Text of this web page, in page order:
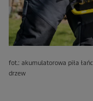
fot.: akumulatorowa piła
drzew